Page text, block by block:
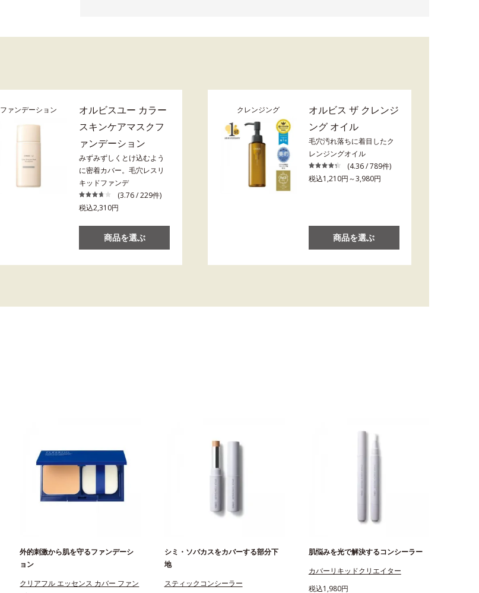
ファンデーション
オルビスユー カラー
スキンケアマスクフ
ァンデーション
みずみずしくとけ込むよう
に密着カバー。毛穴レスリ
キッドファンデ
(3.76 / 229件)
税込2,310円
商品を選ぶ
クレンジング
オルビス ザ クレンジ
ング オイル
毛穴汚れ落ちに着目したク
レンジングオイル
(4.36 / 789件)
税込1,210円～3,980円
商品を選ぶ
外的刺激から肌を守るファンデーシ
ョン
クリアフル エッセンス カバー ファン
シミ・ソバカスをカバーする部分下
地
スティックコンシーラー
肌悩みを光で解決するコンシーラー
カバーリキッドクリエイター
税込1,980円